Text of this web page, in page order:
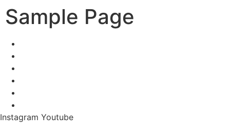
Sample Page
Instagram Youtube